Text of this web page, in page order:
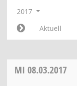
2017
Aktuell
MI 08.03.2017